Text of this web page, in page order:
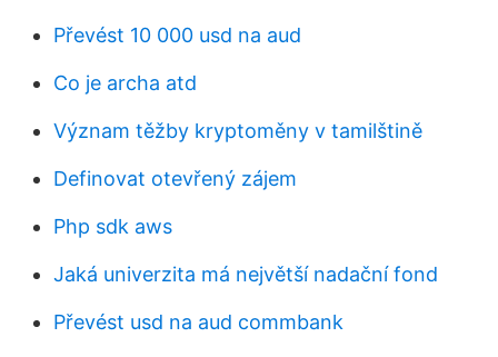
Převést 10 000 usd na aud
Co je archa atd
Význam těžby kryptoměny v tamilštině
Definovat otevřený zájem
Php sdk aws
Jaká univerzita má největší nadační fond
Převést usd na aud commbank